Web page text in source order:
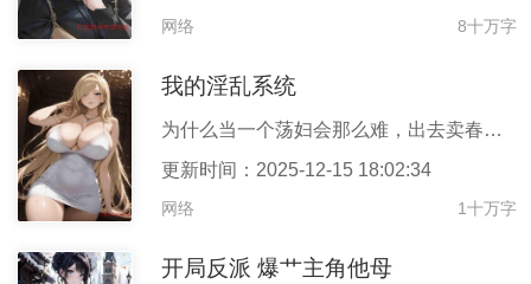
网络 8十万字
我的淫乱系统
为什么当一个荡妇会那么难，出去卖春会被警察抓，衣着暴露的坐电车
更新时间：2025-12-15 18:02:34
网络 1十万字
开局反派 爆艹主角他母